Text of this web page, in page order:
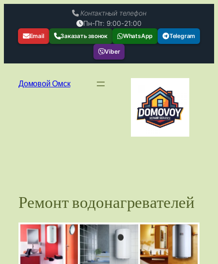
Контактный телефон
Пн-Пт: 9:00-21:00
Email Заказать звонок WhatsApp Telegram
Viber
Домовой Омск
Ремонт водонагревателей